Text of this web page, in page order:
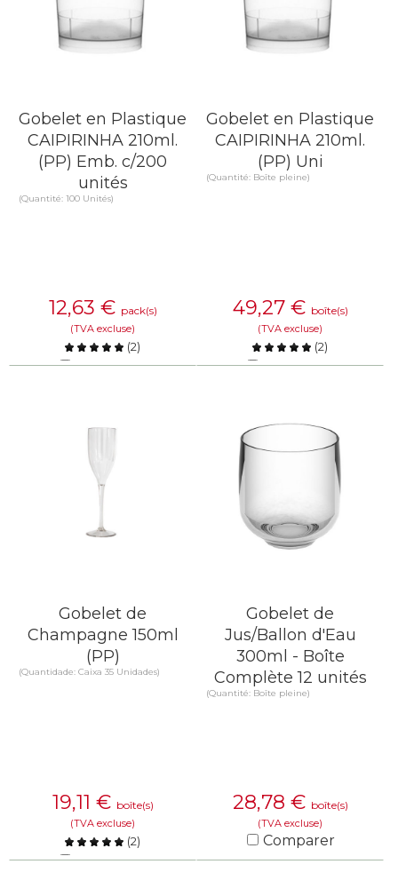
Gobelet en Plastique
CAIPIRINHA 210ml.
(PP) Emb. c/200
unités
(Quantité: 100 Unités)
12,63 € pack(s)
(TVA excluse)
(2)
Comparer
Gobelet en Plastique
CAIPIRINHA 210ml.
(PP) Uni
(Quantité: Boîte pleine)
49,27 € boîte(s)
(TVA excluse)
(2)
Comparer
Gobelet de
Champagne 150ml
(PP)
(Quantidade: Caixa 35 Unidades)
19,11 € boîte(s)
(TVA excluse)
(2)
Comparer
Gobelet de
Jus/Ballon d'Eau
300ml - Boîte
Complète 12 unités
(Quantité: Boîte pleine)
28,78 € boîte(s)
(TVA excluse)
Comparer